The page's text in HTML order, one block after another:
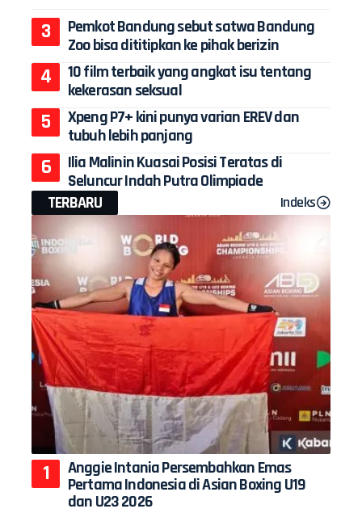
Pemkot Bandung sebut satwa Bandung
Zoo bisa dititipkan ke pihak berizin
10 film terbaik yang angkat isu tentang
kekerasan seksual
Xpeng P7+ kini punya varian EREV dan
tubuh lebih panjang
Ilia Malinin Kuasai Posisi Teratas di
Seluncur Indah Putra Olimpiade
TERBARU
Indeks
Anggie Intania Persembahkan Emas
Pertama Indonesia di Asian Boxing U19
dan U23 2026